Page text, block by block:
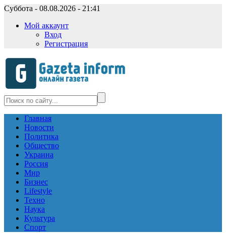
Суббота - 08.08.2026 - 21:41
Мой аккаунт
Вход
Регистрация
Главная
Новости
Политика
Общество
Украина
Россия
Мир
Бизнес
Lifestyle
Техно
Наука
Культура
Спорт